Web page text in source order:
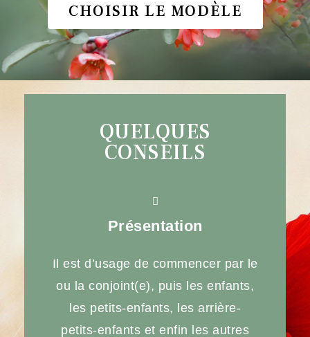
CHOISIR LE MODÈLE
QUELQUES
CONSEILS
Présentation
Il est d’usage de commencer par le
ou la conjoint(e), puis les enfants,
les petits-enfants, les arrière-
petits-enfants et enfin les autres